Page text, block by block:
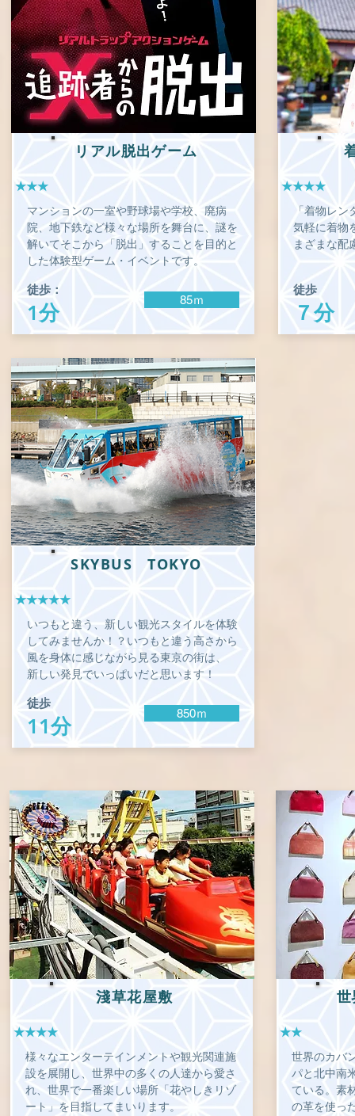
リアル脱出ゲーム
★★★
マンションの一室や野球場や学校、廃病
院、地下鉄など様々な場所を舞台に、謎を
解いてそこから「脱出」することを目的と
した体験型ゲーム・イベントです。
徒歩：
1分
85ｍ
★★★★
「着物レ
気軽に着物
まざまな配
徒歩
７分
SKYBUS TOKYO
★★★★★
いつもと違う、新しい観光スタイルを体験
してみませんか！？いつもと違う高さから
風を身体に感じながら見る東京の街は、
新しい発見でいっぱいだと思います！
徒歩
11分
850ｍ
淺草花屋敷
★★★★
様々なエンターテインメントや観光関連施
設を展開し、世界中の多くの人達から愛さ
れ、世界で一番楽しい場所「花やしきリゾ
ート」を目指してまいります。
世
★★
世界のカバ
パと北中南
ている。素
の革を使っ